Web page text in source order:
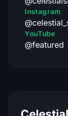
Instagram
YouTube
@featured